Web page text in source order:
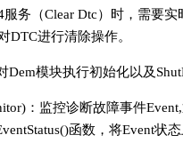
服务（Clear Dtc）时，需要实
DTC进行清除操作。
Dem模块执行初始化以及
：监控诊断故障事件
函数，将Event状